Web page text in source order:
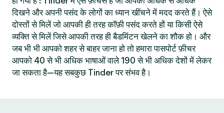
दिखने और अपनी पसंद के लोगों का ध्यान खींचने में मदद करते हैं। ऐसे
दोस्तों से मिलें जो आपकी ही तरह कॉफ़ी पसंद करते हों या किसी ऐसे
व्यक्ति से मिलें जिसे आपकी तरह ही बैडमिंटन खेलने का शौक हो। और
जब भी भी आपको शहर से बाहर जाना हो तो हमारा पासपोर्ट फ़ीचर
आपको 40 से भी अधिक भाषाओं वाले 190 से भी अधिक देशों में लेकर
जा सकता है—यह सबकुछ Tinder पर संभव है।